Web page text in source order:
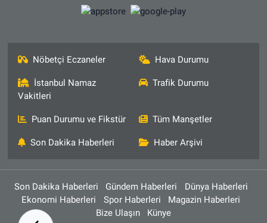
Nöbetçi Eczaneler Hava Durumu
İstanbul Namaz
Vakitleri
Trafik Durumu
Puan Durumu ve Fikstür Tüm Manşetler
Son Dakika Haberleri Haber Arşivi
Son Dakika Haberleri Gündem Haberleri
Dünya Haberleri
Ekonomi Haberleri
Spor Haberleri
Magazin Haberleri
Bize Ulaşın
Künye